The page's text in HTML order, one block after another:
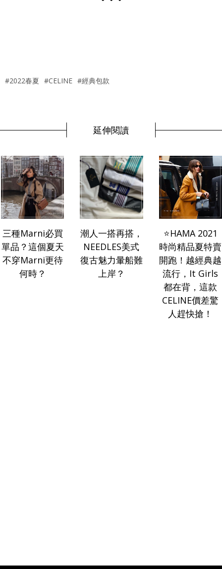
#2022春夏 #CELINE #經典包款
延伸閱讀
三種Marni必買
單品？這個夏天
不穿Marni更待
何時？
潮人一搭再搭，
NEEDLES美式
復古魅力暈船難
上岸？
⭐️HAMA 2021
時尚精品夏特賣
開跑！越經典越
流行，It Girls
都在背，這款
CELINE價差驚
人趕快搶！